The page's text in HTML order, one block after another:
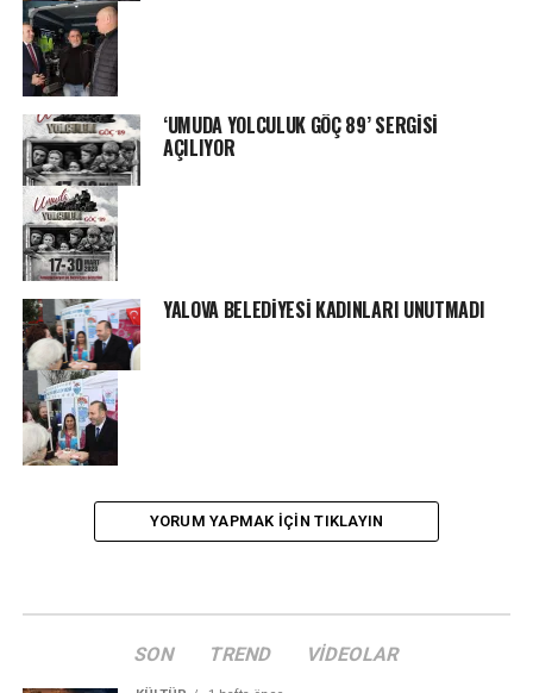
‘UMUDA YOLCULUK GÖÇ 89’ SERGİSİ
AÇILIYOR
YALOVA BELEDİYESİ KADINLARI UNUTMADI
YORUM YAPMAK IÇIN TIKLAYIN
SON TREND VIDEOLAR